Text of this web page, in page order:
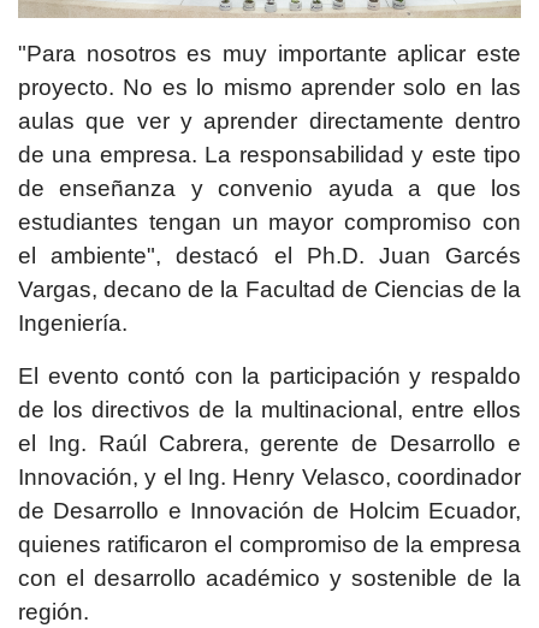
"Para nosotros es muy importante aplicar este
proyecto. No es lo mismo aprender solo en las
aulas que ver y aprender directamente dentro
de una empresa. La responsabilidad y este tipo
de enseñanza y convenio ayuda a que los
estudiantes tengan un mayor compromiso con
el ambiente", destacó el Ph.D. Juan Garcés
Vargas, decano de la Facultad de Ciencias de la
Ingeniería.
El evento contó con la participación y respaldo
de los directivos de la multinacional, entre ellos
el Ing. Raúl Cabrera, gerente de Desarrollo e
Innovación, y el Ing. Henry Velasco, coordinador
de Desarrollo e Innovación de Holcim Ecuador,
quienes ratificaron el compromiso de la empresa
con el desarrollo académico y sostenible de la
región.